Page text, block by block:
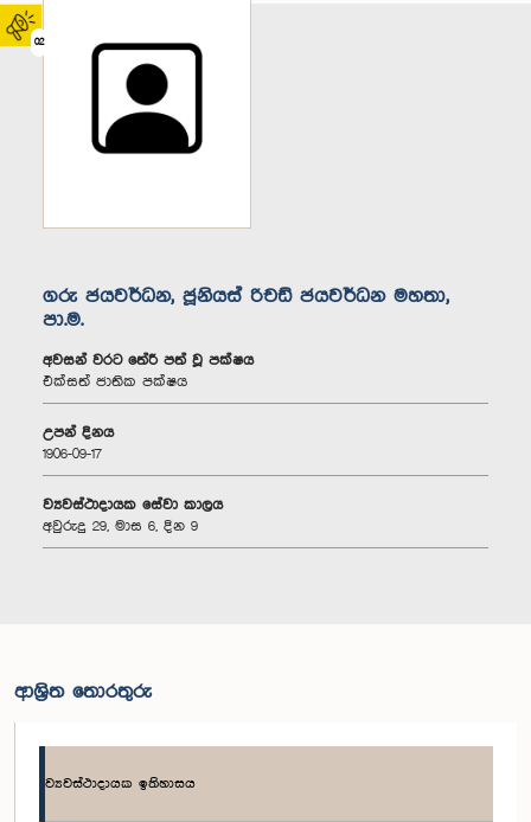
02
ගරු ජයවර්ධන, ජූනියස් රිචඩ් ජයවර්ධන මහතා,
පා.ම.
අවසන් වරට තේරී පත් වූ පක්ෂය
එක්සත් ජාතික පක්ෂය
උපන් දිනය
1906-09-17
ව්‍යවස්ථාදායක සේවා කාලය
අවුරුදු 29, මාස 6, දින 9
ආශ්‍රිත තොරතුරු
ව්‍යවස්ථාදායක ඉතිහාසය